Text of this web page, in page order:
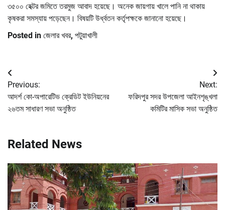
৩৫০০ হেক্টর জমিতে তরমুজ আবাদ হয়েছে। অনেক জায়গায় খালে পানি না থাকায়
কৃষকরা সমস্যায় পড়েছেন। বিষয়টি উর্ধ্বতন কর্তৃপক্ষকে জানানো হয়েছে।
Posted in জেলার খবর, পটুয়াখালী
Post
navigation
Previous:
আদর্শ কো-অপারেটিভ ক্রেডিট ইউনিয়নের
২৬তম সাধারণ সভা অনুষ্ঠিত
Next:
ফরিদপুর সদর উপজেলা আইনশৃঙ্খলা
কমিটির মাসিক সভা অনুষ্ঠিত
Related News